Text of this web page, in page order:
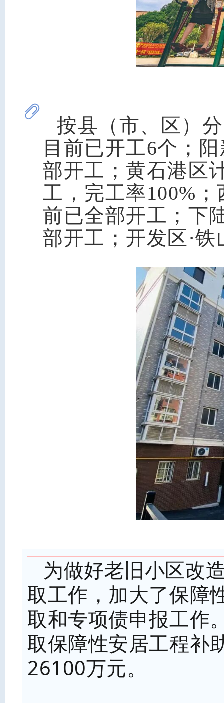
按县（市、区）
目前已开工6个；
部开工；黄石港区
工，完工率100%
前已全部开工；下
部开工；开发区·
为做好老旧小区改
取工作，加大了保障
取和专项债申报工作
取保障性安居工程补
26100万元。